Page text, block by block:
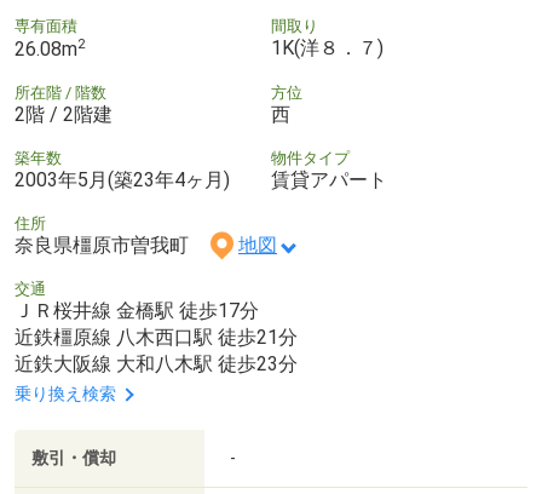
専有面積
26.08m2
間取り
1K(洋８．７)
所在階 / 階数
2階 / 2階建
方位
西
築年数
2003年5月(築23年4ヶ月)
物件タイプ
賃貸アパート
住所
奈良県橿原市曽我町 地図
交通
ＪＲ桜井線 金橋駅 徒歩17分
近鉄橿原線 八木西口駅 徒歩21分
近鉄大阪線 大和八木駅 徒歩23分
乗り換え検索
敷引・償却 -